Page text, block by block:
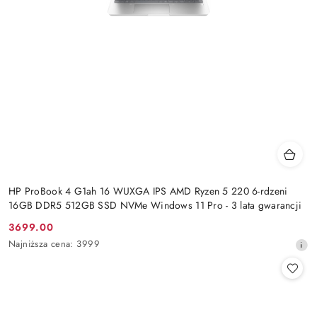
HP ProBook 4 G1ah 16 WUXGA IPS AMD Ryzen 5 220 6-rdzeni
16GB DDR5 512GB SSD NVMe Windows 11 Pro - 3 lata gwarancji
Cena
promocyjna:
3699.00
Najniższa
Najniższa cena: 3999